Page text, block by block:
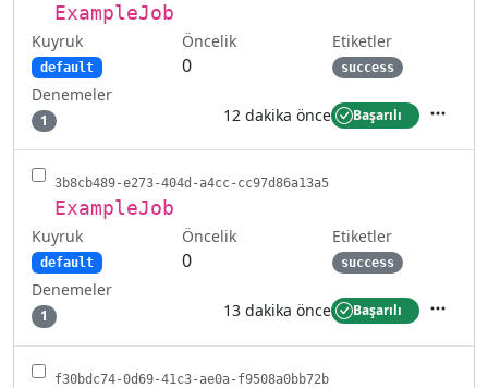
ExampleJob
Kuyruk
default
Öncelik
0
Etiketler
success
Denemeler
1 12 dakika önce Başarılı
3b8cb489-e273-404d-a4cc-cc97d86a13a5
ExampleJob
Kuyruk
default
Öncelik
0
Etiketler
success
Denemeler
1 13 dakika önce Başarılı
f30bdc74-0d69-41c3-ae0a-f9508a0bb72b